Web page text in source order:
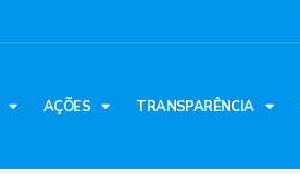
AÇÕES TRANSPARÊNCIA